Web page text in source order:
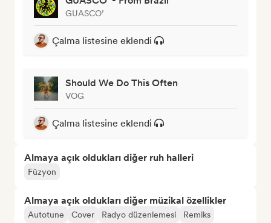
GUASCO’
Çalma listesine eklendi
Should We Do This Often
VOG
Çalma listesine eklendi
Almaya açık oldukları diğer ruh halleri
Füzyon
Almaya açık oldukları diğer müzikal özellikler
Autotune Cover Radyo düzenlemesi Remiks